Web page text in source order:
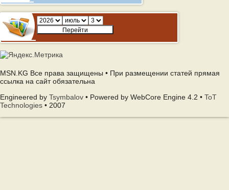
MSN.KG Все права защищены • При размещении статей прямая
ссылка на сайт обязательна
Engineered by Tsymbalov • Powered by WebCore Engine 4.2 • ToT
Technologies • 2007